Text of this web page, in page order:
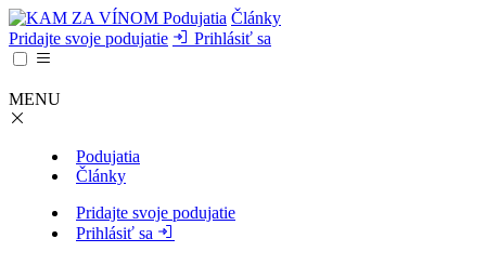
Podujatia Články
Pridajte svoje podujatie
Prihlásiť sa
MENU
Podujatia
Články
Pridajte svoje podujatie
Prihlásiť sa